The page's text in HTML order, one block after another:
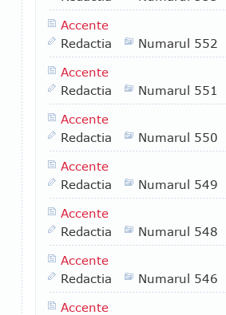
Accente
Redactia
Numarul 552
Accente
Redactia
Numarul 551
Accente
Redactia
Numarul 550
Accente
Redactia
Numarul 549
Accente
Redactia
Numarul 548
Accente
Redactia
Numarul 546
Accente